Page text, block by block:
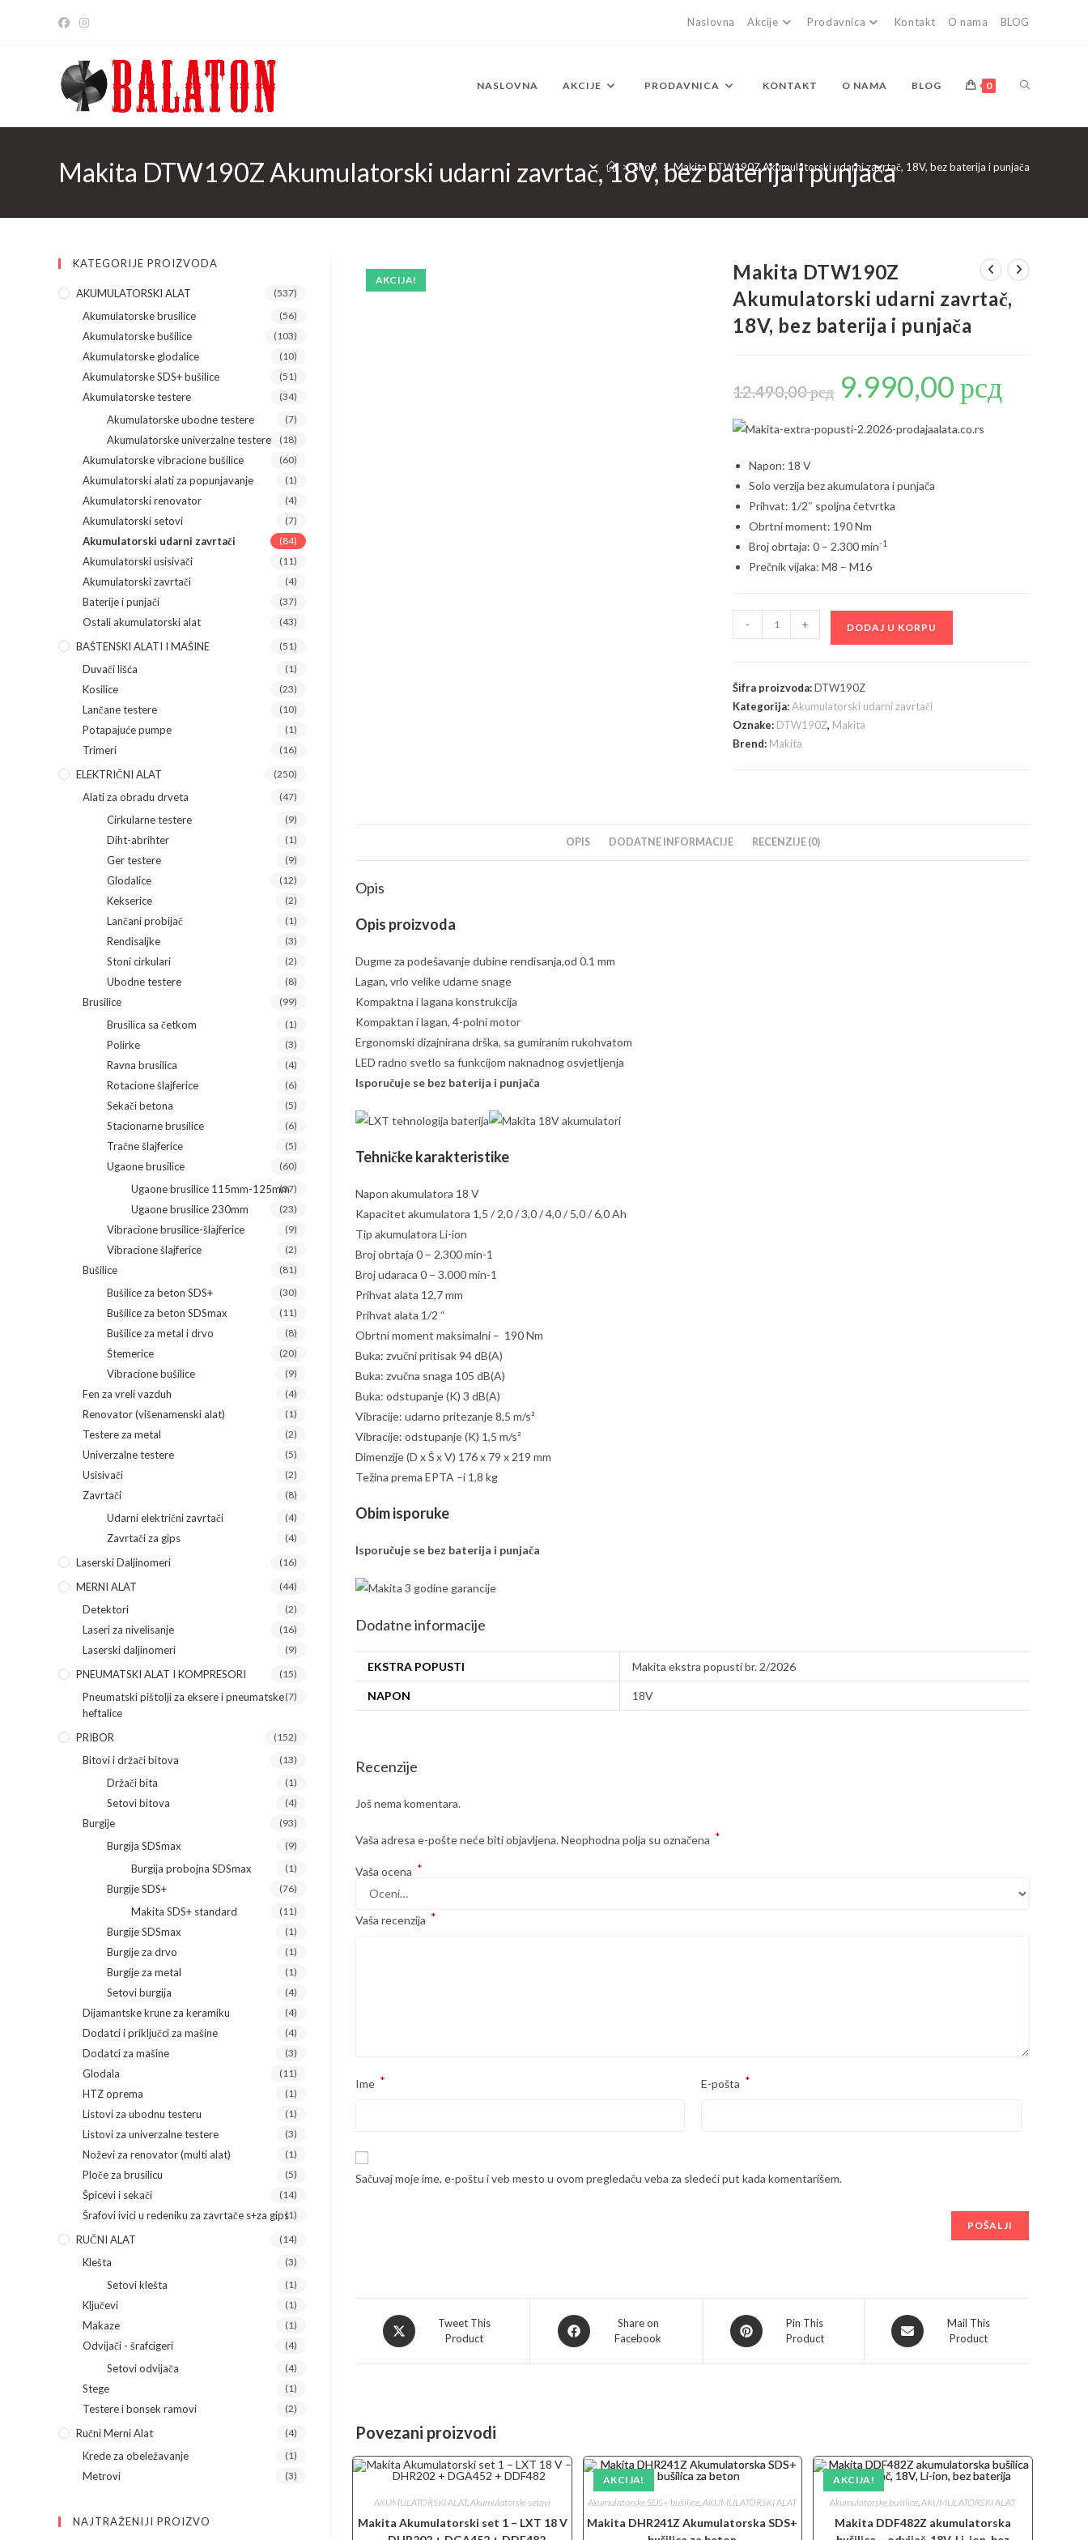
Naslovna Akcije Prodavnica Kontakt O nama BLOG
NASLOVNA AKCIJE PRODAVNICA KONTAKT O NAMA BLOG 0 TOGGLE
WEBSITE
Makita DTW190Z Akumulatorski udarni zavrtač, 18V, bez baterija i punjača
> Shop > Makita DTW190Z Akumulatorski udarni zavrtač, 18V, bez baterija i punjača
AKCIJA!
Makita DTW190Z
Akumulatorski udarni zavrtač,
18V, bez baterija i punjača
12.490,00рсд
Originalna
cena
je
9.990,00рсдje:
Napon: 18 V
Solo verzija bez akumulatora i punjača
Prihvat: 1/2″ spoljna četvrtka
Obrtni moment: 190 Nm
Broj obrtaja: 0 – 2.300 min-1
Prečnik vijaka: M8 – M16
DTW190Z
udarni
zavrtač,
18V,
bez
- + DODAJ U KORPU
Šifra proizvoda:DTW190Z
Kategorija:Akumulatorski udarni zavrtači
Oznake: DTW190Z, Makita
Brend: Makita
OPIS DODATNE INFORMACIJE RECENZIJE (0)
Opis
Opis proizvoda
Dugme za podešavanje dubine rendisanja,od 0.1 mm
Lagan, vrlo velike udarne snage
Kompaktna i lagana konstrukcija
Kompaktan i lagan, 4-polni motor
Ergonomski dizajnirana drška, sa gumiranim rukohvatom
LED radno svetlo sa funkcijom naknadnog osvjetljenja
Isporučuje se bez baterija i punjača
Tehničke karakteristike
Napon akumulatora 18 V
Kapacitet akumulatora 1,5 / 2,0 / 3,0 / 4,0 / 5,0 / 6,0 Ah
Tip akumulatora Li-ion
Broj obrtaja 0 – 2.300 min-1
Broj udaraca 0 – 3.000 min-1
Prihvat alata 12,7 mm
Prihvat alata 1/2 “
Obrtni moment maksimalni – 190 Nm
Buka: zvučni pritisak 94 dB(A)
Buka: zvučna snaga 105 dB(A)
Buka: odstupanje (K) 3 dB(A)
Vibracije: udarno pritezanje 8,5 m/s²
Vibracije: odstupanje (K) 1,5 m/s²
Dimenzije (D x Š x V) 176 x 79 x 219 mm
Težina prema EPTA –i 1,8 kg
Obim isporuke
Isporučuje se bez baterija i punjača
Dodatne informacije
EKSTRA POPUSTI Makita ekstra popusti br. 2/2026
NAPON 18V
Recenzije
Još nema komentara.
Vaša adresa e-pošte neće biti objavljena.Neophodna polja su označena *
Vaša ocena *
Vaša recenzija *
Ime * E-pošta *
Sačuvaj moje ime, e-poštu i veb mesto u ovom pregledaču veba za sledeći put kada komentarišem.
Opens
in
Tweet This
Product
Opens
in
Share on
Facebook
Opens
in
Pin This
Product
Opens
in
Mail This
Product
Povezani proizvodi
AKUMULATORSKI ALAT,Akumulatorski setovi
Makita Akumulatorski set 1 – LXT 18 V
AKCIJA!
Akumulatorske SDS+ bušilice ,AKUMULATORSKI ALAT
Makita DHR241Z Akumulatorska SDS+
AKCIJA!
Akumulatorske bušilice ,AKUMULATORSKI ALAT
Makita DDF482Z akumulatorska
KATEGORIJE PROIZVODA
AKUMULATORSKI ALAT (537)
Akumulatorske brusilice (56)
Akumulatorske bušilice (103)
Akumulatorske glodalice (10)
Akumulatorske SDS+ bušilice (51)
Akumulatorske testere (34)
Akumulatorske ubodne testere (7)
Akumulatorske univerzalne testere (18)
Akumulatorske vibracione bušilice (60)
Akumulatorski alati za popunjavanje (1)
Akumulatorski renovator (4)
Akumulatorski setovi (7)
Akumulatorski udarni zavrtači (84)
Akumulatorski usisivači (11)
Akumulatorski zavrtači (4)
Baterije i punjači (37)
Ostali akumulatorski alat (43)
BAŠTENSKI ALATI I MAŠINE (51)
Duvači lišća (1)
Kosilice (23)
Lančane testere (10)
Potapajuće pumpe (1)
Trimeri (16)
ELEKTRIČNI ALAT (250)
Alati za obradu drveta (47)
Cirkularne testere (9)
Diht-abrihter (1)
Ger testere (9)
Glodalice (12)
Kekserice (2)
Lančani probijač (1)
Rendisaljke (3)
Stoni cirkulari (2)
Ubodne testere (8)
Brusilice (99)
Brusilica sa četkom (1)
Polirke (3)
Ravna brusilica (4)
Rotacione šlajferice (6)
Sekači betona (5)
Stacionarne brusilice (6)
Tračne šlajferice (5)
Ugaone brusilice (60)
Ugaone brusilice 115mm-125mm
(37)
Ugaone brusilice 230mm (23)
Vibracione brusilice-šlajferice (9)
Vibracione šlajferice (2)
Bušilice (81)
Bušilice za beton SDS+ (30)
Bušilice za beton SDSmax (11)
Bušilice za metal i drvo (8)
Štemerice (20)
Vibracione bušilice (9)
Fen za vreli vazduh (4)
Renovator (višenamenski alat) (1)
Testere za metal (2)
Univerzalne testere (5)
Usisivači (2)
Zavrtači (8)
Udarni električni zavrtači (4)
Zavrtači za gips (4)
Laserski Daljinomeri (16)
MERNI ALAT (44)
Detektori (2)
Laseri za nivelisanje (16)
Laserski daljinomeri (9)
PNEUMATSKI ALAT I KOMPRESORI (15)
Pneumatski pištolji za eksere i pneumatske
heftalice
(7)
PRIBOR (152)
Bitovi i držači bitova (13)
Držači bita (1)
Setovi bitova (4)
Burgije (93)
Burgija SDSmax (9)
Burgija probojna SDSmax (1)
Burgije SDS+ (76)
Makita SDS+ standard (11)
Burgije SDSmax (1)
Burgije za drvo (1)
Burgije za metal (1)
Setovi burgija (4)
Dijamantske krune za keramiku (4)
Dodatci i priključci za mašine (4)
Dodatci za mašine (3)
Glodala (11)
HTZ oprema (1)
Listovi za ubodnu testeru (1)
Listovi za univerzalne testere (3)
Noževi za renovator (multi alat) (1)
Ploče za brusilicu (5)
Špicevi i sekači (14)
Šrafovi ivici u redeniku za zavrtače s+za gips(1)
RUČNI ALAT (14)
Klešta (3)
Setovi klešta (1)
Ključevi (1)
Makaze (1)
Odvijači - šrafcigeri (4)
Setovi odvijača (4)
Stege (1)
Testere i bonsek ramovi (2)
Ručni Merni Alat (4)
Krede za obeležavanje (1)
Metrovi (3)
NAJTRAŽENIJI PROIZVO